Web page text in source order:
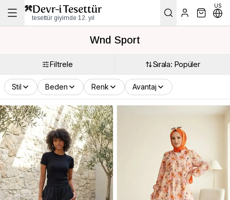
tesettür giyimde 12. yıl
US
Wnd Sport
Filtrele Sırala: Popüler
Stil Beden Renk Avantaj